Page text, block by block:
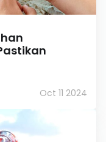
Oct 11 2024